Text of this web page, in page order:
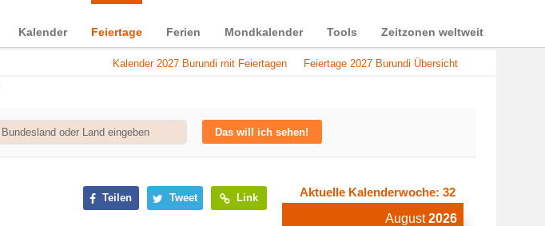
Kalender Feiertage Ferien Mondkalender Tools Zeitzonen weltweit
Kalender 2027 Burundi mit Feiertagen Feiertage 2027 Burundi Übersicht
Das will ich sehen!
Teilen Tweet Link
Aktuelle Kalenderwoche: 32
August2026